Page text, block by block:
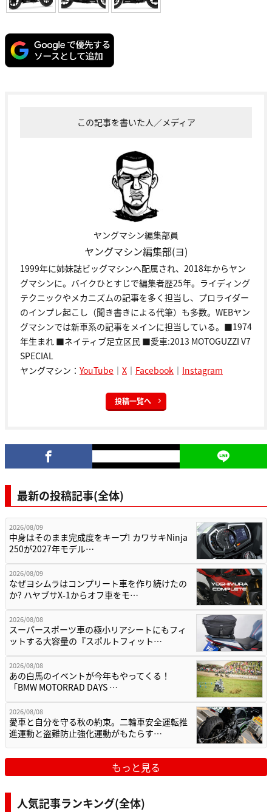
この記事を書いた人／メディア
ヤングマシン編集部員
ヤングマシン編集部(ヨ)
1999年に姉妹誌ビッグマシンへ配属され、2018年からヤン
グマシンに。バイクひとすじで編集者歴25年。ライディング
テクニックやメカニズムの記事を多く担当し、プロライダー
のインプレ起こし（聞き書きによる代筆）も多数。WEBヤン
グマシンでは新車系の記事をメインに担当している。■1974
年生まれ ■ネイティブ足立区民 ■愛車:2013 MOTOGUZZI V7
SPECIAL
ヤングマシン： YouTube ｜ X ｜ Facebook ｜ Instagram
投稿一覧へ
最新の投稿記事(全体)
2026/08/09
中身はそのまま完成度をキープ! カワサキNinja
250が2027年モデル…
2026/08/09
なぜヨシムラはコンプリート車を作り続けたの
か? ハヤブサX-1からオフ車をモ…
2026/08/08
スーパースポーツ車の極小リアシートにもフィ
ットする大容量の『スポルトフィット…
2026/08/08
あの白馬のイベントが今年もやってくる！
「BMW MOTORRAD DAYS …
2026/08/08
愛車と自分を守る秋の約束。二輪車安全運転推
進運動と盗難防止強化運動がもたらす…
もっと見る
人気記事ランキング(全体)